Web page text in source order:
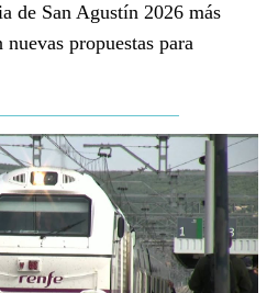
de San Agustín 2026 más
propuestas para